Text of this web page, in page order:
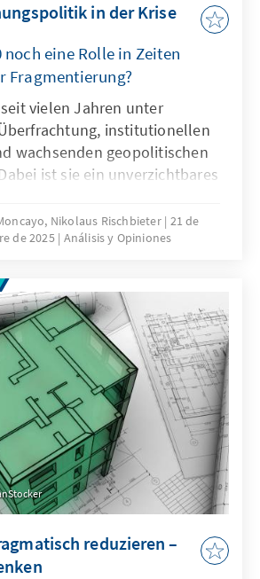
in der Krise
noch eine Rolle in Zeiten
Fragmentierung?
vielen Jahren unter
institutionellen
wachsenden geopolitischen
ist sie ein unverzichtbares
Legitimität und Wirksamkeit
Dies kann nur gelingen,
Troika zu einer mehrjährigen
weiterentwickelt, die OECD
institutionell stärkt und
stärker auf umsetzbare
Nikolaus Rischbieter 21 de
de 2025 Análisis y Opiniones
reduzieren –